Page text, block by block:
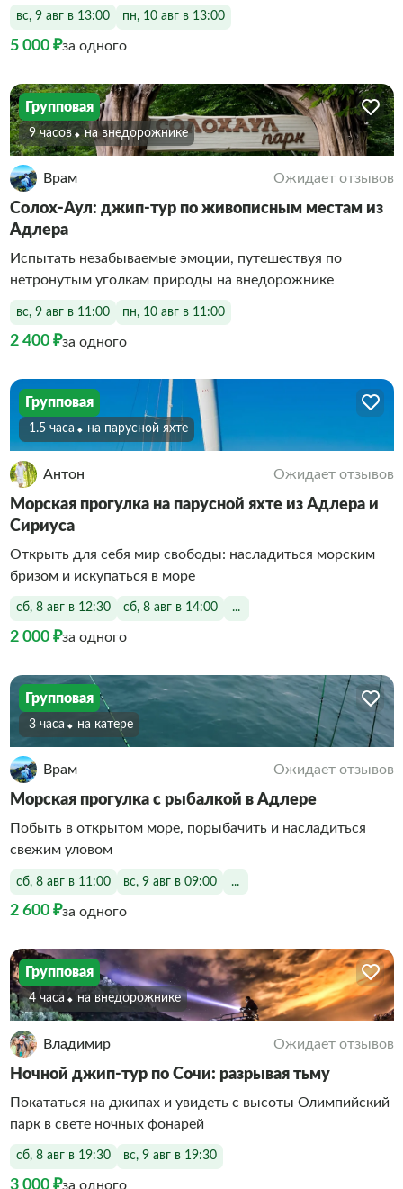
вс, 9 авг в 13:00 пн, 10 авг в 13:00
5 000 ₽за одного
Групповая
9 часов На внедорожнике
Врам Ожидает отзывов
Солох-Аул: джип-тур по живописным местам из
Адлера
Испытать незабываемые эмоции, путешествуя по
нетронутым уголкам природы на внедорожнике
вс, 9 авг в 11:00 пн, 10 авг в 11:00
2 400 ₽за одного
Групповая
1.5 часа На парусной яхте
Антон Ожидает отзывов
Морская прогулка на парусной яхте из Адлера и
Сириуса
Открыть для себя мир свободы: насладиться морским
бризом и искупаться в море
сб, 8 авг в 12:30 сб, 8 авг в 14:00 ...
2 000 ₽за одного
Групповая
3 часа На катере
Врам Ожидает отзывов
Морская прогулка с рыбалкой в Адлере
Побыть в открытом море, порыбачить и насладиться
свежим уловом
сб, 8 авг в 11:00 вс, 9 авг в 09:00 ...
2 600 ₽за одного
Групповая
4 часа На внедорожнике
Владимир Ожидает отзывов
Ночной джип-тур по Сочи: разрывая тьму
Покататься на джипах и увидеть с высоты Олимпийский
парк в свете ночных фонарей
сб, 8 авг в 19:30 вс, 9 авг в 19:30
3 000 ₽за одного